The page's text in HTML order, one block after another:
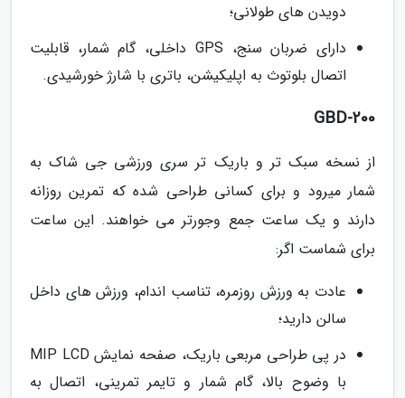
دویدن های طولانی؛
دارای ضربان سنج، GPS داخلی، گام شمار، قابلیت
اتصال بلوتوث به اپلیکیشن، باتری با شارژ خورشیدی.
GBD-200
از نسخه سبک تر و باریک تر سری ورزشی جی شاک به
شمار میرود و برای کسانی طراحی شده که تمرین روزانه
دارند و یک ساعت جمع وجورتر می خواهند. این ساعت
برای شماست اگر:
عادت به ورزش روزمره، تناسب اندام، ورزش های داخل
سالن دارید؛
در پی طراحی مربعی باریک، صفحه نمایش MIP LCD
با وضوح بالا، گام شمار و تایمر تمرینی، اتصال به